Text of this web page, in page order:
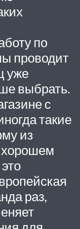
по
проводит
уже
выбрать.
с
такие
из
хорошем
раз,